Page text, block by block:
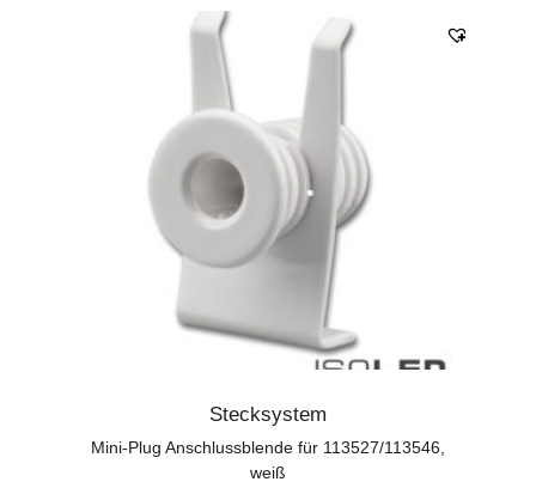
Stecksystem
Mini-Plug Anschlussblende für 113527/113546,
weiß